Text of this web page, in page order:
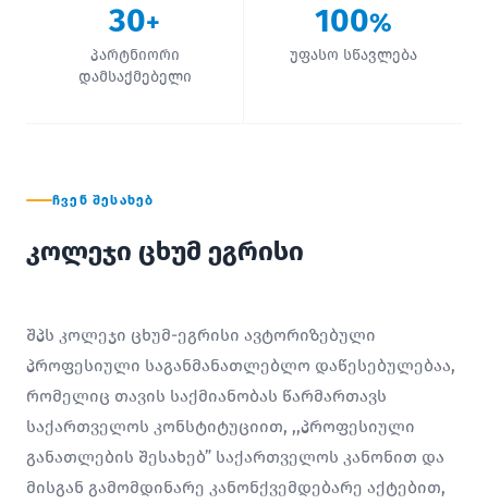
30+
პარტნიორი
დამსაქმებელი
100%
უფასო სწავლება
ᲩᲕᲔᲜ ᲨᲔᲡᲐᲮᲔᲑ
კოლეჯი ცხუმ ეგრისი
შპს კოლეჯი ცხუმ-ეგრისი ავტორიზებული
პროფესიული საგანმანათლებლო დაწესებულებაა,
რომელიც თავის საქმიანობას წარმართავს
საქართველოს კონსტიტუციით, ,,პროფესიული
განათლების შესახებ” საქართველოს კანონით და
მისგან გამომდინარე კანონქვემდებარე აქტებით,